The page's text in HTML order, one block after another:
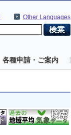
Other Languages
各種申請・ご案内